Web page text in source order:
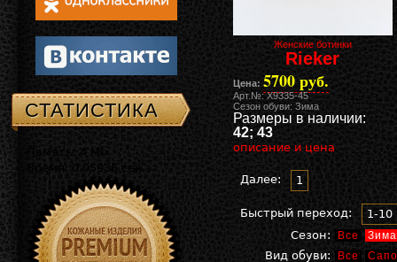
Женские ботинки
Rieker
Цена: 5700 руб.
Арт.№: X9335-45
Сезон обуви: Зима
Размеры в наличии:
42; 43
описание и цена
Далее: 1
Быстрый переход:
1-10
Сезон:
Все Зима
Вид обуви: Все
СТАТИСТИКА
Память: 4 Mb
Время: 0.05936 сек.